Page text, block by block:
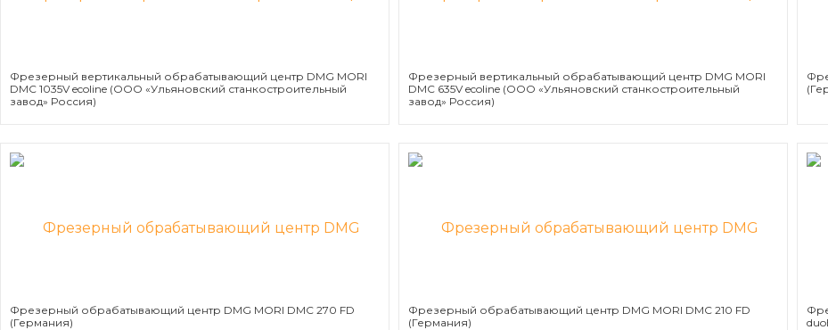
Фрезерный вертикальный обрабатывающий центр DMG MORI
DMC 1035V ecoline (ООО «Ульяновский станкостроительный
завод» Россия)
Фрезерный вертикальный обрабатывающий центр DMG MORI
DMC 635V ecoline (ООО «Ульяновский станкостроительный
завод» Россия)
Фрезерный обрабатывающий центр DMG MORI DMC 270 FD
(Германия)
Фрезерный обрабатывающий центр DMG MORI DMC 210 FD
(Германия)